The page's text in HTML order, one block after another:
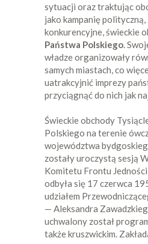
sytuacji oraz traktując
jako kampanię
konkurencyjne, świeckie
Państwa Polskiego.
władze organizowały
samych miastach, co
uatrakcyjnić imprezy
przyciągnąć do nich jak
Świeckie obchody
Polskiego na terenie
województwa
zostały uroczystą sesją
Komitetu Frontu
odbyła się 17 czerwca
udziałem
— Aleksandra
uchwalony został
także kruszwickim.